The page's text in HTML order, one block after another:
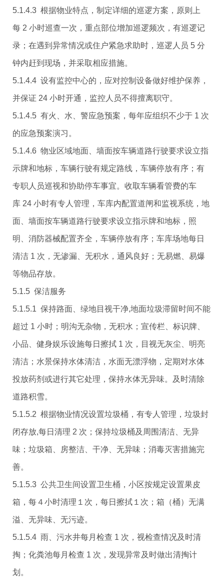
5.1.4.3 根据物业特点，制定详细的巡逻方案，原则上
每 2 小时巡查一次，重点部位增加巡逻频次，有巡逻记
录；在遇到异常情况或住户紧急求助时，巡逻人员 5 分
钟内赶到现场，并采取相应措施。
5.1.4.4 设有监控中心的，应对控制设备做好维护保养，
并保证 24 小时开通，监控人员不得擅离职守。
5.1.4.5 有火、水、警应急预案，每年应组织不少于 1 次
的应急预案演习。
5.1.4.6 物业区域地面、墙面按车辆道路行驶要求设立指
示牌和地标，车辆行驶有规定路线，车辆停放有序；有
专职人员巡视和协助停车事宜。收取车辆看管费的车
库 24 小时有专人管理，车库内配置道闸和监视系统，地
面、墙面按车辆道路行驶要求设立指示牌和地标，照
明、消防器械配置齐全，车辆停放有序；车库场地每日
清洁 1 次，无渗漏、无积水，通风良好；无易燃、易爆
等物品存放。
5.1.5 保洁服务
5.1.5.1 保持路面、绿地目视干净,地面垃圾滞留时间不能
超过 1 小时；明沟无杂物，无积水；宣传栏、标识牌、
小品、健身娱乐设施每日擦拭 1 次，目视无灰尘、明亮
清洁；水景保持水体清洁，水面无漂浮物，定期对水体
投放药剂或进行其它处理，保持水体无异味。及时清除
道路积雪。
5.1.5.2 根据物业情况设置垃圾桶，有专人管理，垃圾封
闭存放,每日清理 2 次；保持垃圾桶及周围清洁、无异
味；垃圾箱、房整洁、干净、无异味；消毒灭害措施完
善。
5.1.5.3 公共卫生间设置卫生桶，小区按规定设置果皮
箱，每４小时清理１次，每日擦拭１次；箱（桶）无满
溢、无异味、无污迹。
5.1.5.4 雨、污水井每月检查 1 次，视检查情况及时清
掏；化粪池每月检查 1 次，发现异常及时做出清掏计
划。